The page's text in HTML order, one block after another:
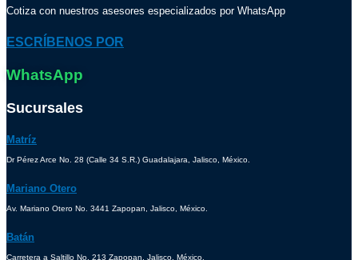
Cotiza con nuestros asesores especializados por WhatsApp
ESCRÍBENOS POR
WhatsApp
Sucursales
Matríz
Dr Pérez Arce No. 28 (Calle 34 S.R.) Guadalajara, Jalisco, México.
Mariano Otero
Av. Mariano Otero No. 3441 Zapopan, Jalisco, México.
Batán
Carretera a Saltillo No. 213 Zapopan, Jalisco, México.